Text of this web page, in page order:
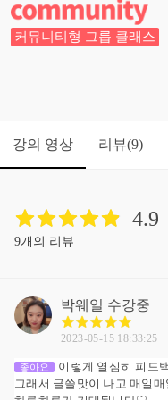
커뮤니티형 그룹 클래스
강의 영상 리뷰(9)
4.9
9개의 리뷰
박웨일 수강중
2023-05-15 18:33:25
좋아요
이렇게 열심히 피드
그래서 글쓸맛이 나고 매일